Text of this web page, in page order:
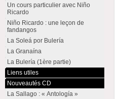
Un cours particulier avec Niño
Ricardo
Niño Ricardo : une leçon de
fandangos
La Soleá por Bulería
La Granaína
La Bulería (1ère partie)
Liens utiles
Nouveautés CD
La Sallago : « Antología »